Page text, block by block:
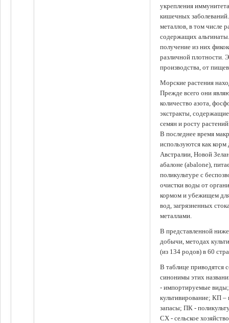
укрепления
кишечных
металлов, в том числе
содержащих
получение из них
различной плотности.
производства, от
Морские растения
Прежде всего они
количество азота,
экстракты,
семян и росту
В последнее время
используются как
Австралии, Новой
абалоне (abalone),
поликультуре с
очистки воды от
кормом и убежищем
вод, загрязненных
металлами.
В представленной
добычи, методах
(из 134 родов) в 60
В таблице приводятся
синонимы этих
- импортируемые
культивирование; КП
запасы; ПК -
СХ - сельское